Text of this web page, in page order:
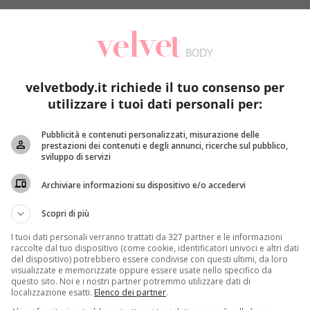
demonizzata ed inserita nella lista dei frutti da evitare.
alle ricette più disparate e ai vari momenti della
e a cena come dessert (basti pensare al banana
la escludono a priori, eppurese ne potrebbero
CORPO QUANDO LE MANGIAMO)
perdere 3 chili in 4 giorni
mangiando banana
banana solamente per 4 giorni al mese, evitando così
latte parzialmente scremato, una banana e due noci
una banana con 125 g di yogurt e 4 cucchiai di
velvetbody.it richiede il tuo consenso per
utilizzare i tuoi dati personali per:
Pubblicità e contenuti personalizzati, misurazione delle
prestazioni dei contenuti e degli annunci, ricerche sul pubblico,
sviluppo di servizi
Archiviare informazioni su dispositivo e/o accedervi
Scopri di più
I tuoi dati personali verranno trattati da 327 partner e le informazioni
raccolte dal tuo dispositivo (come cookie, identificatori univoci e altri dati
del dispositivo) potrebbero essere condivise con questi ultimi, da loro
visualizzate e memorizzate oppure essere usate nello specifico da
questo sito. Noi e i nostri partner potremmo utilizzare dati di
localizzazione esatti. Elenco dei partner.